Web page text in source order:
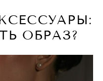
ОБРАЗ?